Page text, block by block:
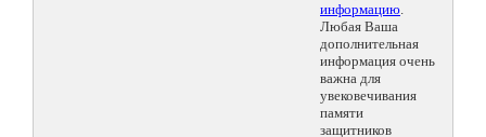
информацию.
Любая Ваша
дополнительная
информация очень
важна для
увековечивания
памяти
защитников